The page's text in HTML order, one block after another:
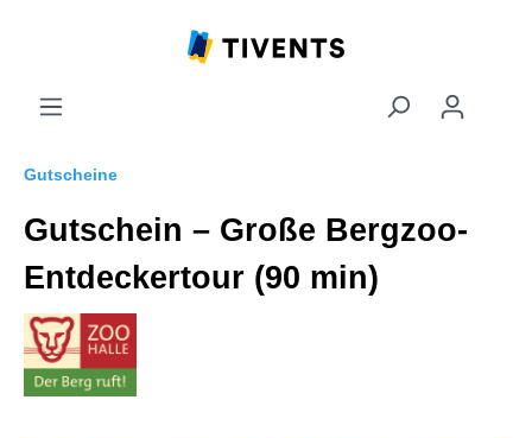
Gutscheine
Gutschein – Große Bergzoo-
Entdeckertour (90 min)